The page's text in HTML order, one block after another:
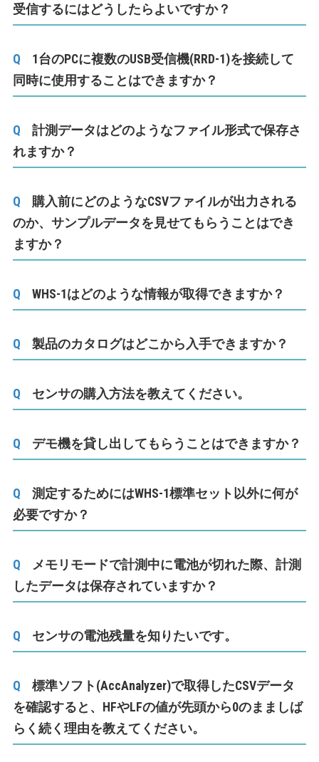
受信するにはどうしたらよいですか？
1台のPCに複数のUSB受信機(RRD-1)を接続して
同時に使用することはできますか？
計測データはどのようなファイル形式で保存さ
れますか？
購入前にどのようなCSVファイルが出力される
のか、サンプルデータを見せてもらうことはでき
ますか？
WHS-1はどのような情報が取得できますか？
製品のカタログはどこから入手できますか？
センサの購入方法を教えてください。
デモ機を貸し出してもらうことはできますか？
測定するためにはWHS-1標準セット以外に何が
必要ですか？
メモリモードで計測中に電池が切れた際、計測
したデータは保存されていますか？
センサの電池残量を知りたいです。
標準ソフト(AccAnalyzer)で取得したCSVデータ
を確認すると、HFやLFの値が先頭から0のまましば
らく続く理由を教えてください。